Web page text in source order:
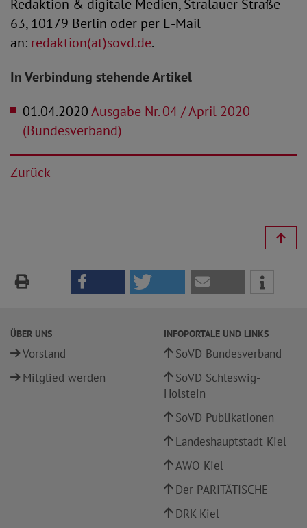
Redaktion & digitale Medien, Stralauer Straße
63, 10179 Berlin oder per E-Mail
an: redaktion(at)sovd.de.
In Verbindung stehende Artikel
01.04.2020Ausgabe Nr. 04 / April 2020
(Bundesverband)
Zurück
ÜBER UNS
Vorstand
Mitglied werden
INFOPORTALE UND LINKS
SoVD Bundesverband
SoVD Schleswig-
Holstein
SoVD Publikationen
Landeshauptstadt Kiel
AWO Kiel
Der PARITÄTISCHE
DRK Kiel